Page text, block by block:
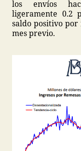
los envíos
ligeramente 0.2
saldo positivo
mes previo.